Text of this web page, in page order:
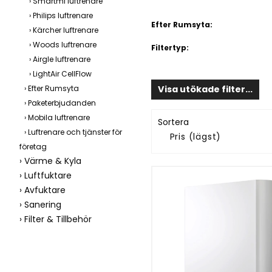
Philips luftrenare
Kärcher luftrenare
Woods luftrenare
Airgle luftrenare
LightAir CellFlow
Efter Rumsyta
Paketerbjudanden
Mobila luftrenare
Luftrenare och tjänster för
företag
Värme & Kyla
Luftfuktare
Avfuktare
Sanering
Filter & Tillbehör
hälsosammare livsstil.
Välj Wood’s om du
Med Wood’s får du
fungerar året runt,
Efter Rumsyta:
Filtertyp:
Visa utökade filter...
Sortera